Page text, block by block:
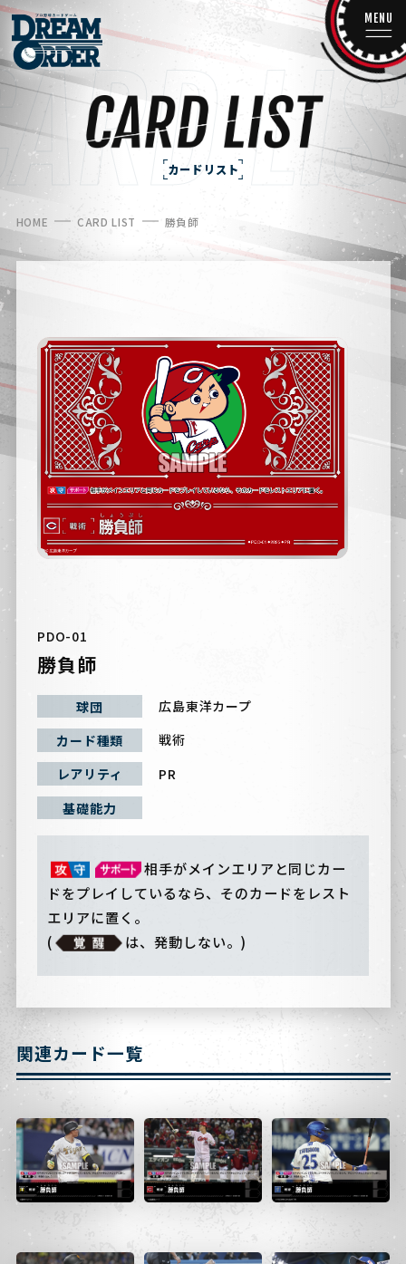
MENU
カードリスト
HOME CARD LIST 勝負師
PDO-01
勝負師
球団
広島東洋カープ
カード種類
戦術
レアリティ
PR
基礎能力
相手がメインエリアと同じカー
ドをプレイしているなら、そのカードをレスト
エリアに置く。
(
は、発動しない。)
関連カード一覧